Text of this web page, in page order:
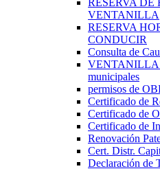
RESERVA DE
VENTANILLA
RESERVA
CONDUCIR
Consulta de
VENTANILLA
municipales
permisos de
Certificado de
Certificado de
Certificado de
Renovación
Cert. Distr.
Declaración de